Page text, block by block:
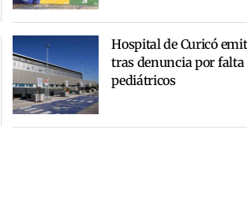
Hospital de Curicó
tras denuncia por
pediátricos